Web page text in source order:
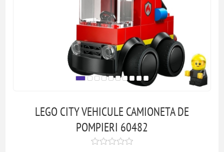
LEGO CITY VEHICULE CAMIONETA DE
POMPIERI 60482